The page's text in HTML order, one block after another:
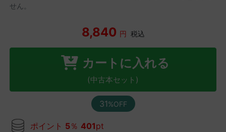
せん。
8,840 円 税込
カートに入れる
(中古本セット)
31%OFF
ポイント 5％ 401pt